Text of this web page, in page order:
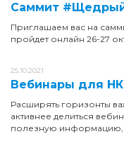
Саммит
Приглашаем вас на
пройдет онлайн 26-27
25.10.2021
Вебинары для
Расширять горизонты
активнее делиться
полезную информацию,